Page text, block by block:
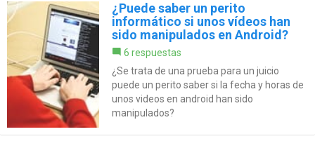
¿Puede saber un perito
informático si unos vídeos han
sido manipulados en Android?
6 respuestas
¿Se trata de una prueba para un juicio
puede un perito saber si la fecha y horas de
unos videos en android han sido
manipulados?